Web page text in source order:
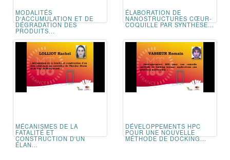
MODALITÉS
D'ACCUMULATION ET DE
DÉGRADATION DES
PRODUITS...
ÉLABORATION DE
NANOSTRUCTURES CŒUR-
COQUILLE PAR SYNTHÈSE...
MÉCANISMES DE LA
FATALITÉ ET
CONSTRUCTION D'UN
ÉLAN...
DÉVELOPPEMENTS HPC
POUR UNE NOUVELLE
MÉTHODE DE DOCKING...